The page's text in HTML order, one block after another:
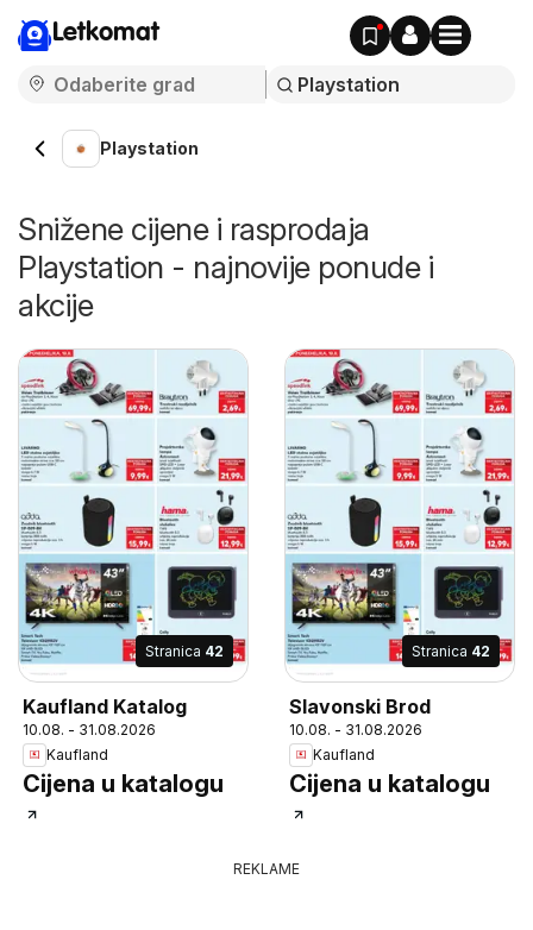
Letkomat
Playstation
Snižene cijene i rasprodaja
Playstation - najnovije ponude i
akcije
Stranica 42
Kaufland Katalog
10.08. - 31.08.2026
Kaufland
Cijena u katalogu
Stranica 42
Slavonski Brod
10.08. - 31.08.2026
Kaufland
Cijena u katalogu
REKLAME